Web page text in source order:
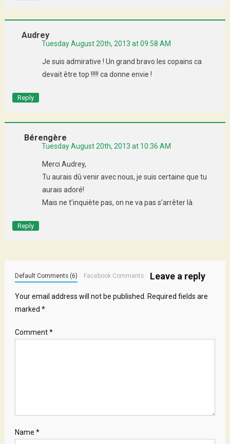
Audrey
Tuesday August 20th, 2013 at 09:58 AM
Je suis admirative ! Un grand bravo les copains ca
devait être top !!!!! ca donne envie !
Reply
Bérengère
Tuesday August 20th, 2013 at 10:36 AM
Merci Audrey,
Tu aurais dû venir avec nous, je suis certaine que tu
aurais adoré!
Mais ne t’inquiète pas, on ne va pas s’arrêter là.
Reply
Leave a reply
Default Comments (6) Facebook Comments
Your email address will not be published. Required fields are
marked *
Comment*
Name *